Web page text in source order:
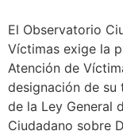
El Observatorio
Víctimas exige la
Atención de
designación de
de la Ley General
Ciudadano sobre